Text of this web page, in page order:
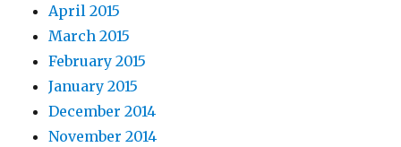
April 2015
March 2015
February 2015
January 2015
December 2014
November 2014